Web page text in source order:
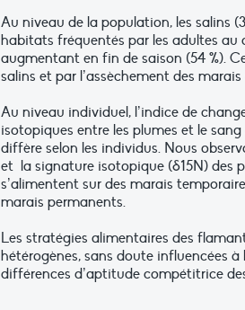
Au niveau de la population, les salins
habitats fréquentés par les adultes au
augmentant en fin de saison (54 %).
salins et par l’assèchement des
Au niveau individuel, l’indice de
isotopiques entre les plumes et le
diffère selon les individus. Nous
et la signature isotopique (δ15N) des
s’alimentent sur des marais
marais permanents.
Les stratégies alimentaires des
hétérogènes, sans doute influencées
différences d’aptitude compétitrice